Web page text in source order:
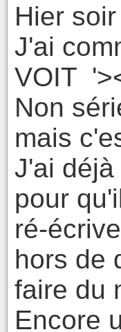
Hier
J'ai
VOIT
Non
mais
J'ai
pour
ré-
hors de
faire du
Encore